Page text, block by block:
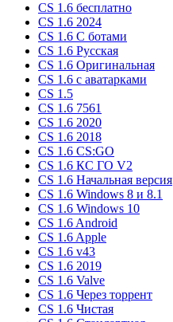
CS 1.6 бесплатно
CS 1.6 2024
CS 1.6 С ботами
CS 1.6 Русская
CS 1.6 Оригинальная
CS 1.6 c аватарками
CS 1.5
CS 1.6 7561
CS 1.6 2020
CS 1.6 2018
CS 1.6 CS:GO
CS 1.6 КС ГО V2
CS 1.6 Начальная версия
CS 1.6 Windows 8 и 8.1
CS 1.6 Windows 10
CS 1.6 Android
CS 1.6 Apple
CS 1.6 v43
CS 1.6 2019
CS 1.6 Valve
CS 1.6 Через торрент
CS 1.6 Чистая